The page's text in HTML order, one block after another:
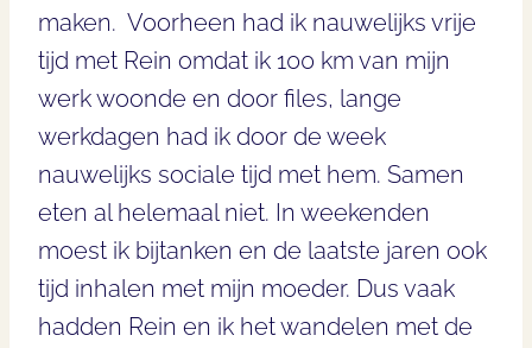
maken. Voorheen had ik nauwelijks vrije
tijd met Rein omdat ik 100 km van mijn
werk woonde en door files, lange
werkdagen had ik door de week
nauwelijks sociale tijd met hem. Samen
eten al helemaal niet. In weekenden
moest ik bijtanken en de laatste jaren ook
tijd inhalen met mijn moeder. Dus vaak
hadden Rein en ik het wandelen met de